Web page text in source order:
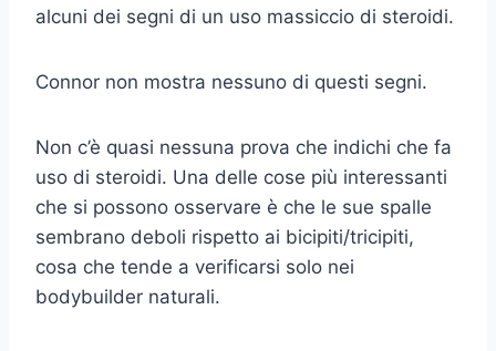
alcuni dei segni di un uso massiccio di steroidi.
Connor non mostra nessuno di questi segni.
Non c’è quasi nessuna prova che indichi che fa
uso di steroidi. Una delle cose più interessanti
che si possono osservare è che le sue spalle
sembrano deboli rispetto ai bicipiti/tricipiti,
cosa che tende a verificarsi solo nei
bodybuilder naturali.